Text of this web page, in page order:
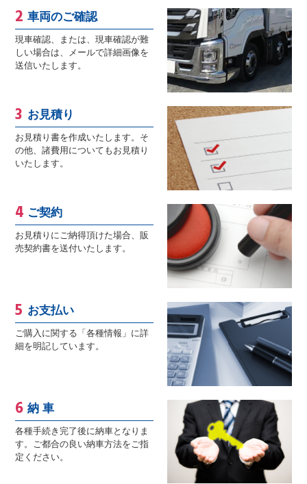
車両のご確認
現車確認、または、現車確認が難
しい場合は、メールで詳細画像を
送信いたします。
お見積り
お見積り書を作成いたします。そ
の他、諸費用についてもお見積り
いたします。
ご契約
お見積りにご納得頂けた場合、販
売契約書を送付いたします。
お支払い
ご購入に関する「各種情報」に詳
細を明記しています。
納 車
各種手続き完了後に納車となりま
す。ご都合の良い納車方法をご指
定ください。